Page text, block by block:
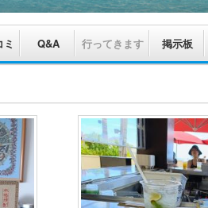
Q&A 行ってきます 掲示板